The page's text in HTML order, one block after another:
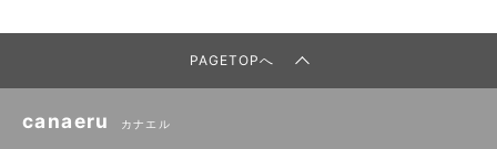
PAGETOPへ
canaeru カナエル